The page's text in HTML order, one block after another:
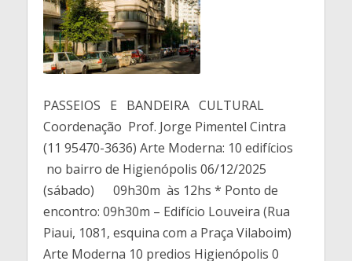
PASSEIOS E BANDEIRA CULTURAL
Coordenação Prof. Jorge Pimentel Cintra
(11 95470-3636) Arte Moderna: 10 edifícios
no bairro de Higienópolis 06/12/2025
(sábado) 09h30m às 12hs * Ponto de
encontro: 09h30m – Edifício Louveira (Rua
Piaui, 1081, esquina com a Praça Vilaboim)
Arte Moderna 10 predios Higienópolis 0